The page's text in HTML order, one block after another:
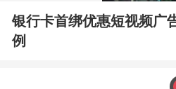
银行卡首绑优惠短视频广
例